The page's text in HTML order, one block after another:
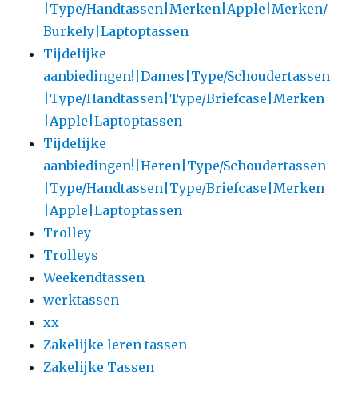
|Type/Handtassen|Merken|Apple|Merken/
Burkely|Laptoptassen
Tijdelijke
aanbiedingen!|Dames|Type/Schoudertassen
|Type/Handtassen|Type/Briefcase|Merken
|Apple|Laptoptassen
Tijdelijke
aanbiedingen!|Heren|Type/Schoudertassen
|Type/Handtassen|Type/Briefcase|Merken
|Apple|Laptoptassen
Trolley
Trolleys
Weekendtassen
werktassen
xx
Zakelijke leren tassen
Zakelijke Tassen